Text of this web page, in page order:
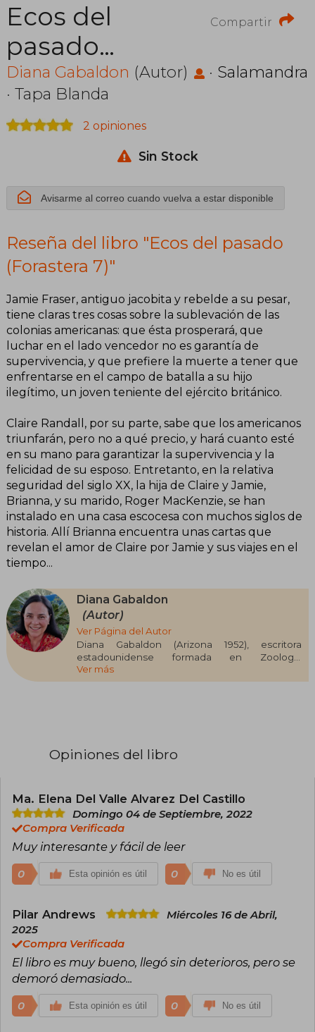
Compartir
Ecos del
pasado
(Forastera 7)
Diana Gabaldon (Autor) · Salamandra
· Tapa Blanda
2 opiniones
Sin Stock
Avisarme al correo cuando vuelva a estar disponible
Reseña del libro "Ecos del pasado
(Forastera 7)"
Jamie Fraser, antiguo jacobita y rebelde a su pesar,
tiene claras tres cosas sobre la sublevación de las
colonias americanas: que ésta prosperará, que
luchar en el lado vencedor no es garantía de
supervivencia, y que prefiere la muerte a tener que
enfrentarse en el campo de batalla a su hijo
ilegítimo, un joven teniente del ejército británico.
Claire Randall, por su parte, sabe que los americanos
triunfarán, pero no a qué precio, y hará cuanto esté
en su mano para garantizar la supervivencia y la
felicidad de su esposo. Entretanto, en la relativa
seguridad del siglo XX, la hija de Claire y Jamie,
Brianna, y su marido, Roger MacKenzie, se han
instalado en una casa escocesa con muchos siglos de
historia. Allí Brianna encuentra unas cartas que
revelan el amor de Claire por Jamie y sus viajes en el
tiempo...
Diana Gabaldon
(Autor)
Ver Página del Autor
Diana Gabaldon (Arizona 1952), escritora
estadounidense formada en Zoología
(licenciatura), Biología Marina (máster) y
Ecología (doctorado), combinó su carrera
tiempo. La saga ha vendido más de 50 millones
Book Award (2006).
Además, Gabaldon ha ampliado su universo
literario con 9 novelas de la saga principal, spin-
offs de Lord John Grey, la colección Siete
piedras para resistir o caer, tres libros de no
ficción y una novela gráfica de Outlander,
publicados en español por Salamandra.
Ver más
Opiniones del libro
Ma. Elena Del Valle Alvarez Del Castillo
Domingo 04 de Septiembre, 2022
Compra Verificada
Muy interesante y fácil de leer
0 Esta opinión es útil 0 No es útil
Pilar Andrews
Miércoles 16 de Abril,
2025
Compra Verificada
El libro es muy bueno, llegó sin deterioros, pero se
demoró demasiado...
0 Esta opinión es útil 0 No es útil